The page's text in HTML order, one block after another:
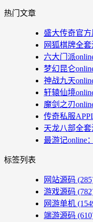
热门文章
盛大传奇官
网狐棋牌全
六大门派
梦幻昆仑
神战九天
轩辕仙境
魔剑之刃
传奇私服
天龙八部全
最游记online
标签列表
网站源码
游戏源码
网游单机
端游源码